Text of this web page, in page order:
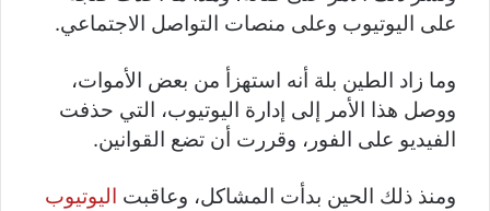
على اليوتيوب وعلى منصات التواصل الاجتماعي.
وما زاد الطين بلة أنه استهزأ من بعض الأموات،
ووصل هذا الأمر إلى إدارة اليوتيوب، التي حذفت
الفيديو على الفور، وقررت أن تضع القوانين.
ومنذ ذلك الحين بدأت المشاكل، وعاقبت اليوتيوب